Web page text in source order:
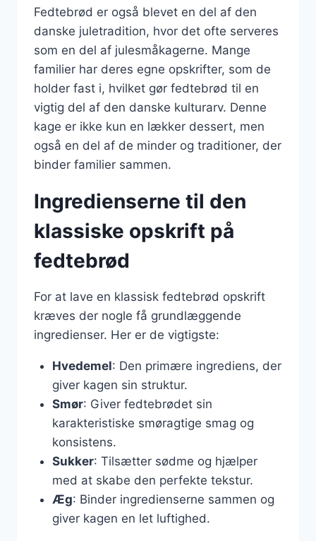
Fedtebrød er også blevet en del af den
danske juletradition, hvor det ofte serveres
som en del af julesmåkagerne. Mange
familier har deres egne opskrifter, som de
holder fast i, hvilket gør fedtebrød til en
vigtig del af den danske kulturarv. Denne
kage er ikke kun en lækker dessert, men
også en del af de minder og traditioner, der
binder familier sammen.
Ingredienserne til den
klassiske opskrift på
fedtebrød
For at lave en klassisk fedtebrød opskrift
kræves der nogle få grundlæggende
ingredienser. Her er de vigtigste:
Hvedemel: Den primære ingrediens, der
giver kagen sin struktur.
Smør: Giver fedtebrødet sin
karakteristiske smøragtige smag og
konsistens.
Sukker: Tilsætter sødme og hjælper
med at skabe den perfekte tekstur.
Æg: Binder ingredienserne sammen og
giver kagen en let luftighed.